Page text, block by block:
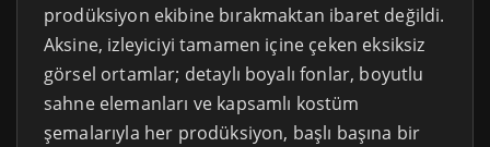
prodüksiyon ekibine bırakmaktan ibaret değildi.
Aksine, izleyiciyi tamamen içine çeken eksiksiz
görsel ortamlar; detaylı boyalı fonlar, boyutlu
sahne elemanları ve kapsamlı kostüm
şemalarıyla her prodüksiyon, başlı başına bir